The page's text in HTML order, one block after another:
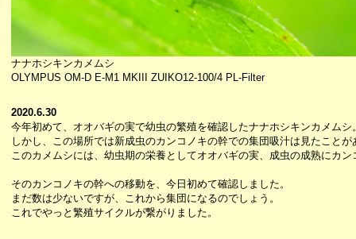
ナナホシキンカメムシ
OLYMPUS OM-D E-M1 MKIII ZUIKO12-100/4 PL-Filter
2020.6.30
今年初めて、オオバギの実で幼虫の繁殖を確認したナナホシキンカメムシ
しかし、この場所では新成虫のカンコノキの幹での集団吸汁は見たこと
このカメムシには、幼虫期の栄養としてオオバギの実、成虫の成熟にカ
そのカンコノキの幹への移動を、今日初めて確認しました。
まだ数は少ないですが、これから集団になるのでしょう。
これでやっと繁殖サイクルが繋がりました。